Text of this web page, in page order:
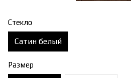
Стекло
Сатин белый
Размер